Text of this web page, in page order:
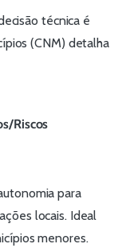
técnica é
(CNM) detalha
Riscos
para
locais. Ideal
menores.